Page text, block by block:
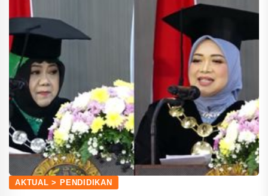
AKTUAL > PENDIDIKAN